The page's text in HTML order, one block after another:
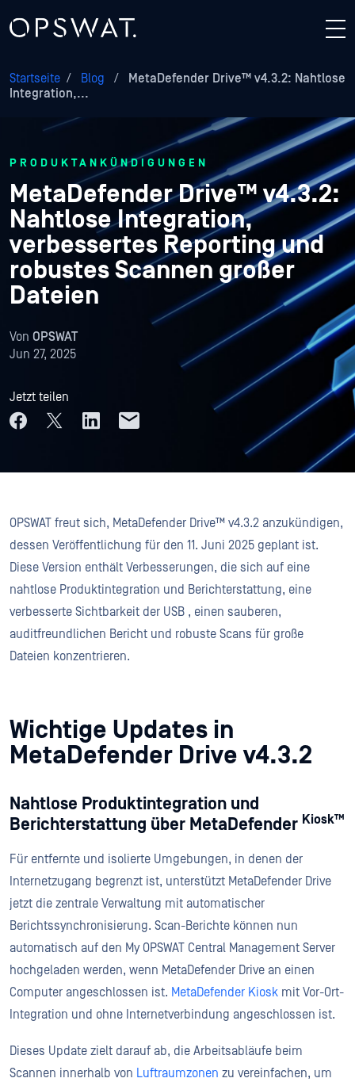
Startseite / Blog /
MetaDefender Drive™ v4.3.2: Nahtlose
Integration,...
PRODUKTANKÜNDIGUNGEN
MetaDefender Drive™ v4.3.2:
Nahtlose Integration,
verbessertes Reporting und
robustes Scannen großer
Dateien
Von OPSWAT
Jun 27, 2025
Jetzt teilen
OPSWAT freut sich, MetaDefender Drive™ v4.3.2 anzukündigen,
dessen Veröffentlichung für den 11. Juni 2025 geplant ist.
Diese Version enthält Verbesserungen, die sich auf eine
nahtlose Produktintegration und Berichterstattung, eine
verbesserte Sichtbarkeit der USB , einen sauberen,
auditfreundlichen Bericht und robuste Scans für große
Dateien konzentrieren.
Wichtige Updates in
MetaDefender Drive v4.3.2
Nahtlose Produktintegration und
Berichterstattung über MetaDefender Kiosk™
Für entfernte und isolierte Umgebungen, in denen der
Internetzugang begrenzt ist, unterstützt MetaDefender Drive
jetzt die zentrale Verwaltung mit automatischer
Berichtssynchronisierung. Scan-Berichte können nun
automatisch auf den My OPSWAT Central Management Server
hochgeladen werden, wenn MetaDefender Drive an einen
Computer angeschlossen ist. MetaDefender Kiosk mit Vor-Ort-
Integration und ohne Internetverbindung angeschlossen ist.
Dieses Update zielt darauf ab, die Arbeitsabläufe beim
Scannen innerhalb von Luftraumzonen zu vereinfachen, um